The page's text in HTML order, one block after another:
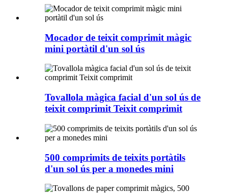
Mocador de teixit comprimit màgic
mini portàtil d'un sol ús
Tovallola màgica facial d'un sol ús de
teixit comprimit Teixit comprimit
500 comprimits de teixits portàtils
d'un sol ús per a monedes mini